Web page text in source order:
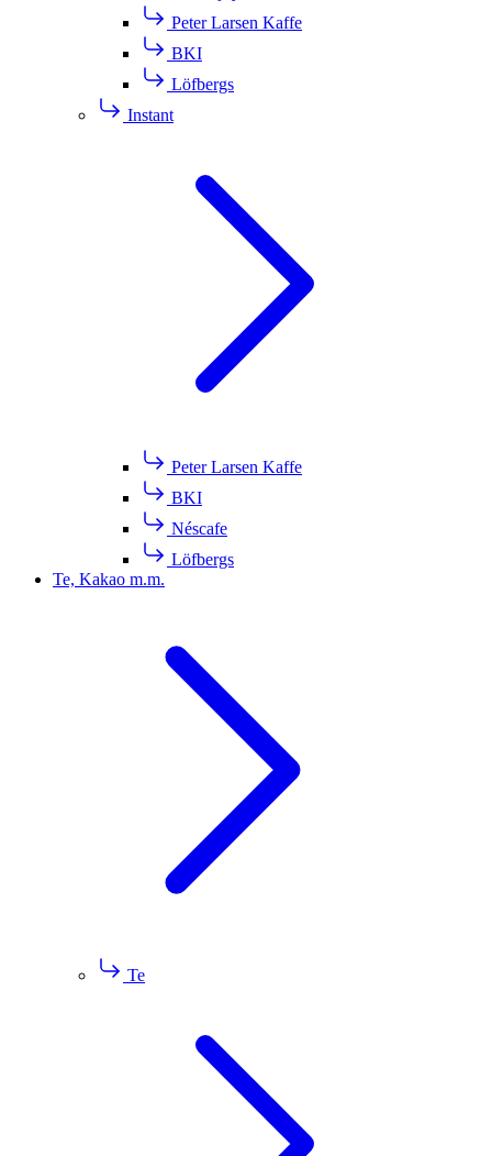
Peter Larsen Kaffe
BKI
Löfbergs
Instant
Peter Larsen Kaffe
BKI
Néscafe
Löfbergs
Te, Kakao m.m.
Te